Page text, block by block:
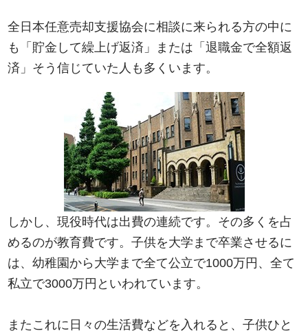
全日本任意売却支援協会に相談に来られる方の中に
も「貯金して繰上げ返済」または「退職金で全額返
済」そう信じていた人も多くいます。
しかし、現役時代は出費の連続です。その多くを占
めるのが教育費です。子供を大学まで卒業させるに
は、幼稚園から大学まで全て公立で1000万円、全て
私立で3000万円 といわれています。
またこれに日々の生活費などを入れると、子供ひと